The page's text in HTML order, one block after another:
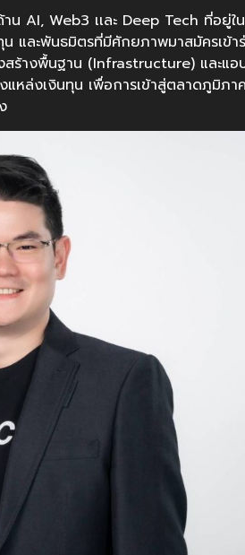
AI, Web3 เเละ Deep Tech ที่อยู่ใน
ละพันธมิตรที่มีศักยภาพมาสมัครเข้าร่
ร้างพื้นฐาน (Infrastructure) และแอ
ล่งเงินทุน เพื่อการเข้าสู่ตลาดภูมิภา